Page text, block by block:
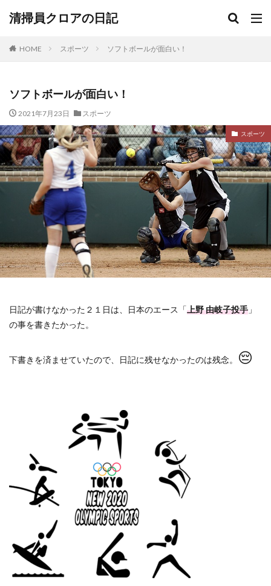
清掃員クロアの日記
HOME スポーツ ソフトボールが面白い！
ソフトボールが面白い！
2021年7月23日 スポーツ
スポーツ
日記が書けなかった２１日は、日本のエース「上野 由岐子投手 」
の事を書きたかった。
下書きを済ませていたので、日記に残せなかったのは残念。 😔